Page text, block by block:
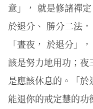
意」， 就是修諸禪
於退分、 勝分二法
「晝夜， 於退分」
該是努力地用功；夜
是應該休息的。「
能退你的戒定慧的